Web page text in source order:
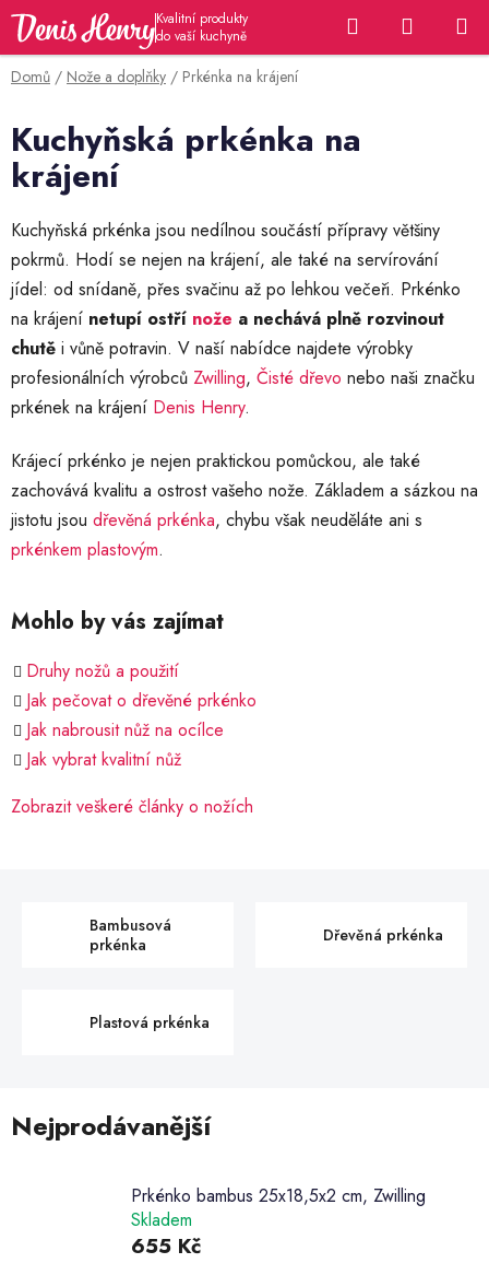
Přejít
obsah
Hledat
KOŠÍK
Domů / Nože a doplňky / Prkénka na krájení
Kuchyňská prkénka na
krájení
Kuchyňská prkénka jsou nedílnou součástí přípravy většiny
pokrmů. Hodí se nejen na krájení, ale také na servírování
jídel: od snídaně, přes svačinu až po lehkou večeři. Prkénko
na krájení netupí ostří nože a nechává plně rozvinout
chutě i vůně potravin. V naší nabídce najdete výrobky
profesionálních výrobců Zwilling, Čisté dřevo nebo naši značku
prkének na krájení Denis Henry.
Krájecí prkénko je nejen praktickou pomůckou, ale také
zachovává kvalitu a ostrost vašeho nože. Základem a sázkou na
jistotu jsou dřevěná prkénka, chybu však neuděláte ani s
prkénkem plastovým.
Mohlo by vás zajímat
Druhy nožů a použití
Jak pečovat o dřevěné prkénko
Jak nabrousit nůž na ocílce
Jak vybrat kvalitní nůž
Zobrazit veškeré články o nožích
Bambusová
prkénka
Dřevěná prkénka
Plastová prkénka
Nejprodávanější
Prkénko bambus 25x18,5x2 cm, Zwilling
Skladem
655 Kč